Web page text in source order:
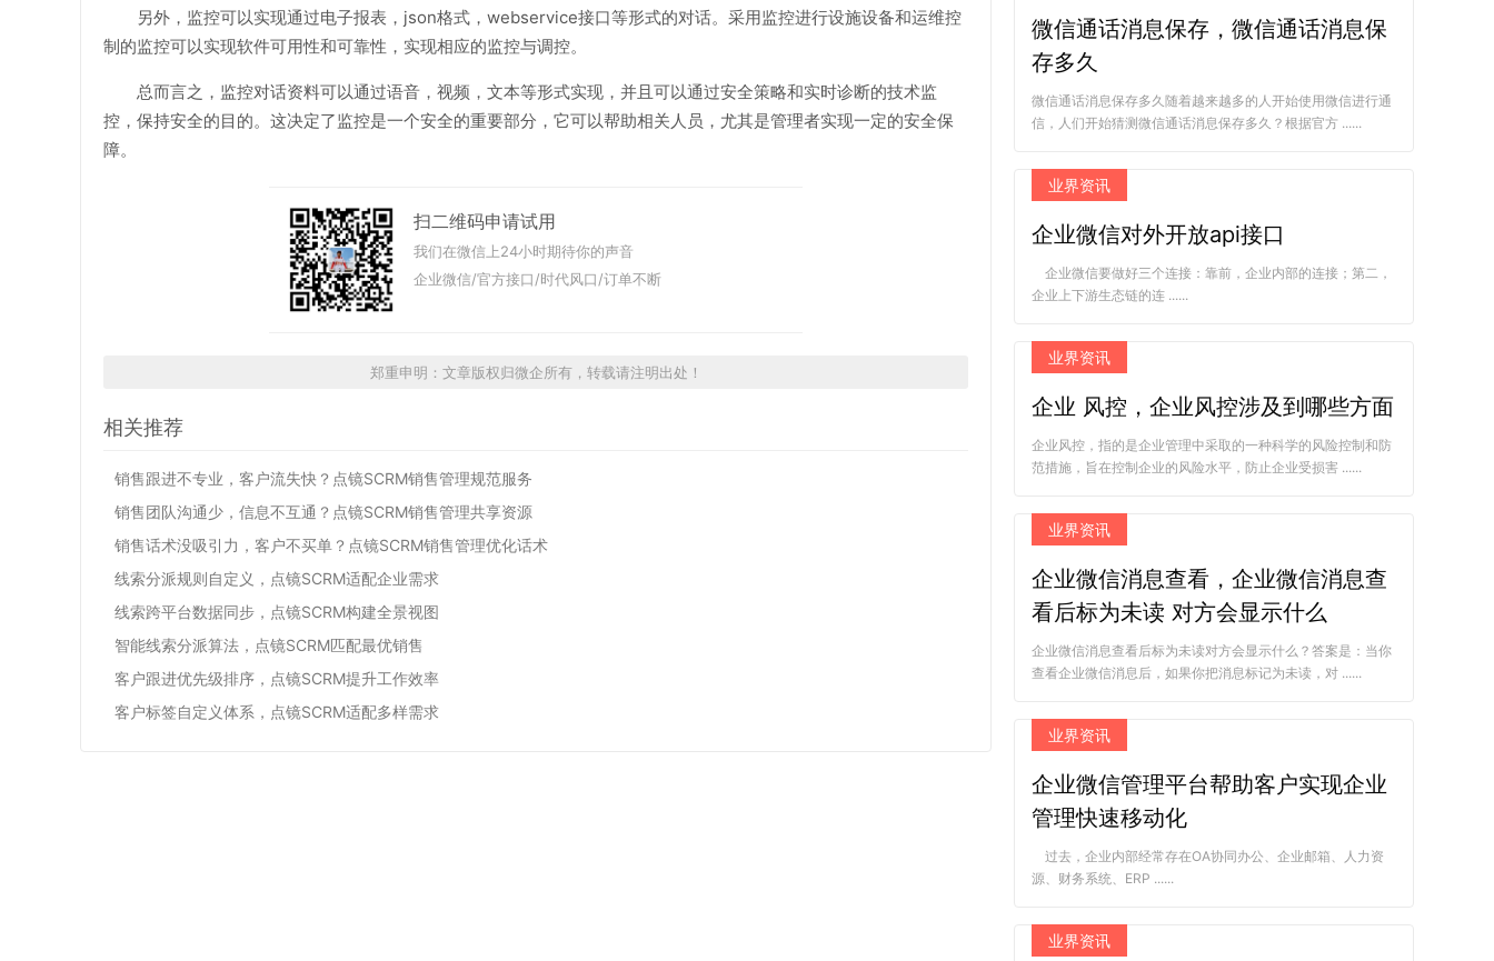
另外，监控可以实现通过电子报表，json格式，webservice接口等形式的对话。采用监控进行设施设备和运维控
制的监控可以实现软件可用性和可靠性，实现相应的监控与调控。
总而言之，监控对话资料可以通过语音，视频，文本等形式实现，并且可以通过安全策略和实时诊断的技术监
控，保持安全的目的。这决定了监控是一个安全的重要部分，它可以帮助相关人员，尤其是管理者实现一定的安全保
障。
扫二维码申请试用
我们在微信上24小时期待你的声音
企业微信/官方接口/时代风口/订单不断
郑重申明：文章版权归微企所有，转载请注明出处！
相关推荐
销售跟进不专业，客户流失快？点镜SCRM销售管理规范服务
销售团队沟通少，信息不互通？点镜SCRM销售管理共享资源
销售话术没吸引力，客户不买单？点镜SCRM销售管理优化话术
线索分派规则自定义，点镜SCRM适配企业需求
线索跨平台数据同步，点镜SCRM构建全景视图
智能线索分派算法，点镜SCRM匹配最优销售
客户跟进优先级排序，点镜SCRM提升工作效率
客户标签自定义体系，点镜SCRM适配多样需求
微信通话消息保存，微信通话消息保
存多久
微信通话消息保存多久随着越来越多的人开始使用微信进行通
信，人们开始猜测微信通话消息保存多久？根据官方 ......
业界资讯
企业微信对外开放api接口
企业微信要做好三个连接：靠前，企业内部的连接；第二，
企业上下游生态链的连 ......
业界资讯
企业 风控，企业风控涉及到哪些方面
企业风控，指的是企业管理中采取的一种科学的风险控制和防
范措施，旨在控制企业的风险水平，防止企业受损害 ......
业界资讯
企业微信消息查看，企业微信消息查
看后标为未读 对方会显示什么
企业微信消息查看后标为未读对方会显示什么？答案是：当你
查看企业微信消息后，如果你把消息标记为未读，对 ......
业界资讯
企业微信管理平台帮助客户实现企业
管理快速移动化
过去，企业内部经常存在OA协同办公、企业邮箱、人力资
源、财务系统、ERP ......
业界资讯